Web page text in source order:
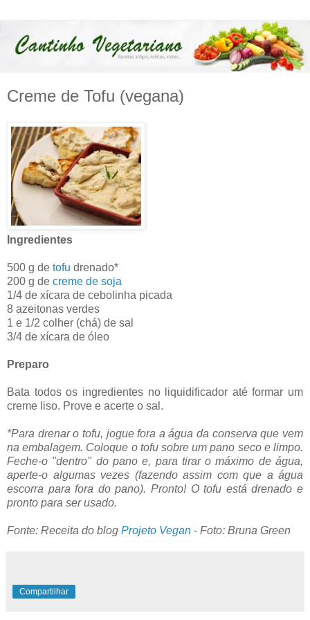
Creme de Tofu (vegana)
Ingredientes
500 g de tofu drenado*
200 g de creme de soja
1/4 de xícara de cebolinha picada
8 azeitonas verdes
1 e 1/2 colher (chá) de sal
3/4 de xícara de óleo
Preparo
Bata todos os ingredientes no liquidificador até formar um
creme liso. Prove e acerte o sal.
*Para drenar o tofu, jogue fora a água da conserva que vem
na embalagem. Coloque o tofu sobre um pano seco e limpo.
Feche-o "dentro" do pano e, para tirar o máximo de água,
aperte-o algumas vezes (fazendo assim com que a água
escorra para fora do pano). Pronto! O tofu está drenado e
pronto para ser usado.
Fonte: Receita do blog Projeto Vegan - Foto: Bruna Green
Compartilhar